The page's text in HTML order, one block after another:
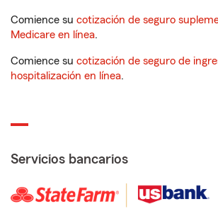
Comience su cotización de seguro
Medicare en línea.
Comience su cotización de seguro de
hospitalización en línea.
Servicios bancarios